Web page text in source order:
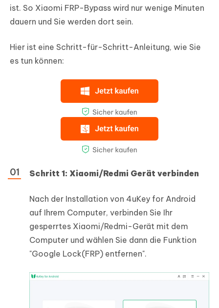
ist. So Xiaomi FRP-Bypass wird nur wenige Minuten
dauern und Sie werden dort sein.
Hier ist eine Schritt-für-Schritt-Anleitung, wie Sie
es tun können:
Schritt 1: Xiaomi/Redmi Gerät verbinden
Nach der Installation von 4uKey for Android
auf Ihrem Computer, verbinden Sie Ihr
gesperrtes Xiaomi/Redmi-Gerät mit dem
Computer und wählen Sie dann die Funktion
"Google Lock(FRP) entfernen".